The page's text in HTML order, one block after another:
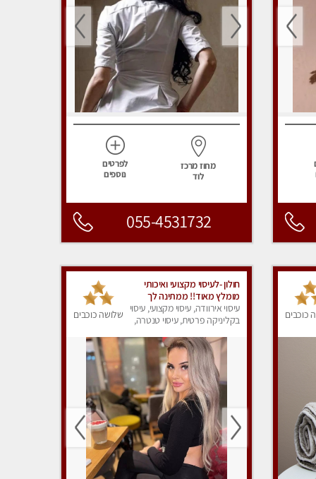
מחוז מרכז
לוד
לפרטים
נוספים
055-4531732
כוכבים
חולון -לעיסוי מקצועי ואיכותי
מומלץ מאוד!! ממתינה לך
שתגיע מעסה פרטית-ללא מין !!
עיסוי אירוודה, עיסוי מקצועי, עיסוי
בקליניקה פרטית, עיסוי טנטרה,
שלושה כוכבים